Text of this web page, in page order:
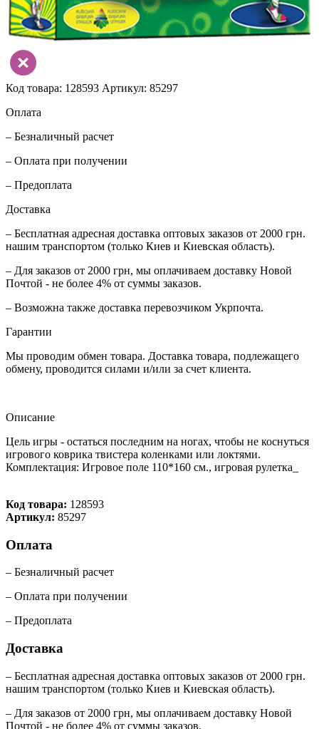
Код товара: 128593 Артикул: 85297
Оплата
– Безналичный расчет
– Оплата при получении
– Предоплата
Доставка
– Бесплатная адресная доставка оптовых заказов от 2000 грн.
нашим транспортом (только Киев и Киевская область).
– Для заказов от 2000 грн, мы оплачиваем доставку Новой
Почтой - не более 4% от суммы заказов.
– Возможна также доставка перевозчиком Укрпочта.
Гарантии
Мы проводим обмен товара. Доставка товара, подлежащего
обмену, проводится силами и/или за счет клиента.
Описание
Цель игры - остаться последним на ногах, чтобы не коснуться
игрового коврика твистера коленками или локтями.
Комплектация: Игровое поле 110*160 см., игровая рулетка_
Код товара: 128593
Артикул: 85297
Оплата
– Безналичный расчет
– Оплата при получении
– Предоплата
Доставка
– Бесплатная адресная доставка оптовых заказов от 2000 грн.
нашим транспортом (только Киев и Киевская область).
– Для заказов от 2000 грн, мы оплачиваем доставку Новой
Почтой - не более 4% от суммы заказов.